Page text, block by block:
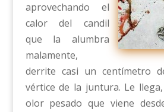
aprovechando el
calor del candil
que la alumbra
malamente,
derrite casi un centímetro
vértice de la juntura. Le
olor pesado que viene